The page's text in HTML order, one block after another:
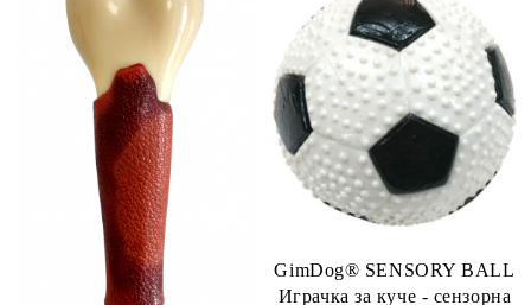
GimDog® SENSORY BALL
Играчка за куче - сензорна